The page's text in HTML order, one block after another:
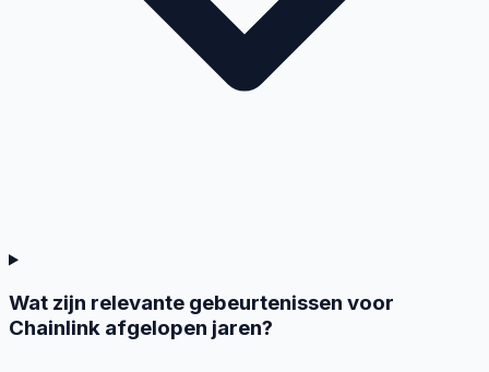
Wat zijn relevante gebeurtenissen voor
Chainlink afgelopen jaren?